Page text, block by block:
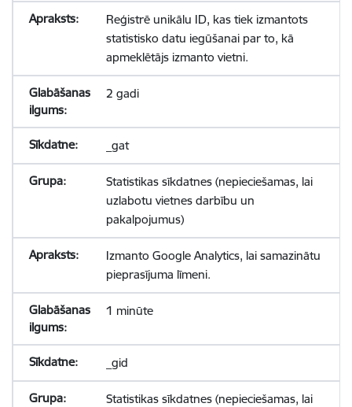
Reģistrē unikālu ID, kas tiek izmantots
statistisko datu iegūšanai par to, kā
apmeklētājs izmanto vietni.
2 gadi
_gat
Statistikas sīkdatnes (nepieciešamas, lai
uzlabotu vietnes darbību un
pakalpojumus)
Izmanto Google Analytics, lai samazinātu
pieprasījuma līmeni.
1 minūte
_gid
Statistikas sīkdatnes (nepieciešamas, lai